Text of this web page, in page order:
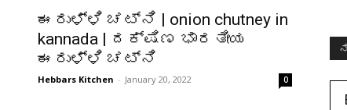
ಈರುಳ್ಳಿ ಚಟ್ನಿ | onion chutney in
kannada | ದಕ್ಷಿಣ ಭಾರತೀಯ
ಈರುಳ್ಳಿ ಚಟ್ನಿ
Hebbars Kitchen - January 20, 2022 0